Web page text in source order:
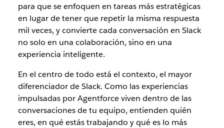
para que se enfoquen en tareas más estratégicas
en lugar de tener que repetir la misma respuesta
mil veces, y convierte cada conversación en Slack
no solo en una colaboración, sino en una
experiencia inteligente.
En el centro de todo está el contexto, el mayor
diferenciador de Slack. Como las experiencias
impulsadas por Agentforce viven dentro de las
conversaciones de tu equipo, entienden quién
eres, en qué estás trabajando y qué es lo más